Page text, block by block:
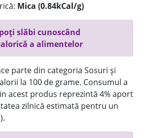
Mica (0.84kCal/g)
slăbi cunoscând
a alimentelor
parte din categoria Sosuri și
la 100 de grame. Consumul a
acest produs reprezintă 4% aport
zilnică estimată pentru un